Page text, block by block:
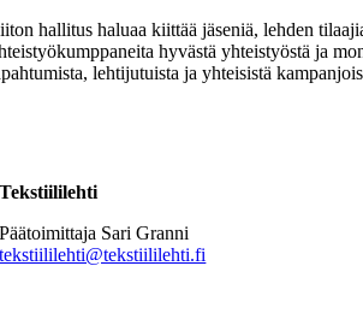
hallitus haluaa kiittää jäseniä, lehden
hyvästä yhteistyöstä ja
lehtijutuista ja yhteisistä
Tekstiililehti
Päätoimittaja Sari Granni
tekstiililehti@tekstiililehti.fi